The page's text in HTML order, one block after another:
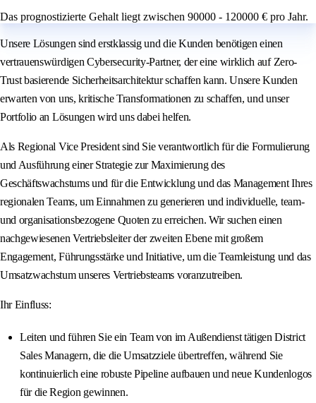
Das prognostizierte Gehalt liegt zwischen 90000 - 120000 € pro Jahr.
Unsere Lösungen sind erstklassig und die Kunden benötigen einen
vertrauenswürdigen Cybersecurity-Partner, der eine wirklich auf Zero-
Trust basierende Sicherheitsarchitektur schaffen kann. Unsere Kunden
erwarten von uns, kritische Transformationen zu schaffen, und unser
Portfolio an Lösungen wird uns dabei helfen.
Als Regional Vice President sind Sie verantwortlich für die Formulierung
und Ausführung einer Strategie zur Maximierung des
Geschäftswachstums und für die Entwicklung und das Management Ihres
regionalen Teams, um Einnahmen zu generieren und individuelle, team-
und organisationsbezogene Quoten zu erreichen. Wir suchen einen
nachgewiesenen Vertriebsleiter der zweiten Ebene mit großem
Engagement, Führungsstärke und Initiative, um die Teamleistung und das
Umsatzwachstum unseres Vertriebsteams voranzutreiben.
Ihr Einfluss:
Leiten und führen Sie ein Team von im Außendienst tätigen District
Sales Managern, die die Umsatzziele übertreffen, während Sie
kontinuierlich eine robuste Pipeline aufbauen und neue Kundenlogos
für die Region gewinnen.